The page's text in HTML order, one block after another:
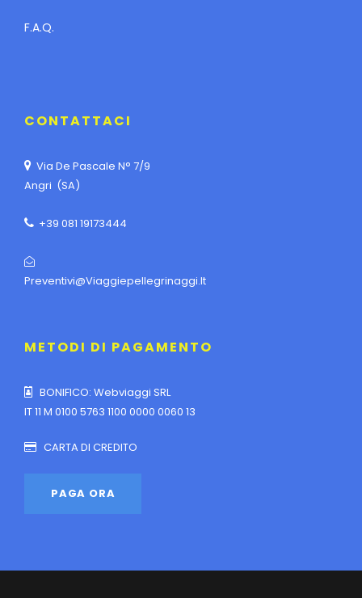
F.A.Q.
CONTATTACI
Via De Pascale N° 7/9
Angri (SA)
+39 081 19173444
Preventivi@viaggiepellegrinaggi.it
METODI DI PAGAMENTO
BONIFICO: Webviaggi SRL
IT 11 M 0100 5763 1100 0000 0060 13
CARTA DI CREDITO